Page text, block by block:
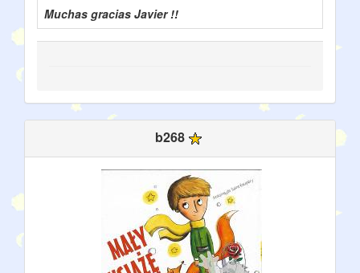
Muchas gracias Javier !!
b268